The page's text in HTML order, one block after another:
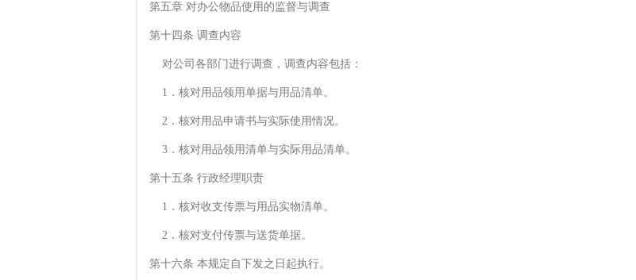
第五章 对办公物品使用的监督与调查
第十四条 调查内容
对公司各部门进行调查，调查内容包括：
1．核对用品领用单据与用品清单。
2．核对用品申请书与实际使用情况。
3．核对用品领用清单与实际用品清单。
第十五条 行政经理职责
1．核对收支传票与用品实物清单。
2．核对支付传票与送货单据。
第十六条 本规定自下发之日起执行。